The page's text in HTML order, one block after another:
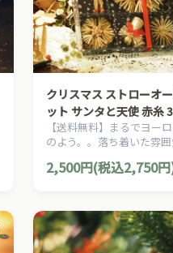
クリスマス ストローオ
ット サンタと天使 赤糸
【送料無料】まるでヨー
のよう。。落ち着いた雰
ー・スタイルの、お洒落な
2,500円(税込2,750